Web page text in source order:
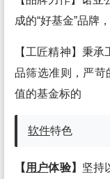
成的“好基金”品牌
【工匠精神】秉
品筛选准则，严苛
值的基金标的
软件特色
【 用户体验】 坚持